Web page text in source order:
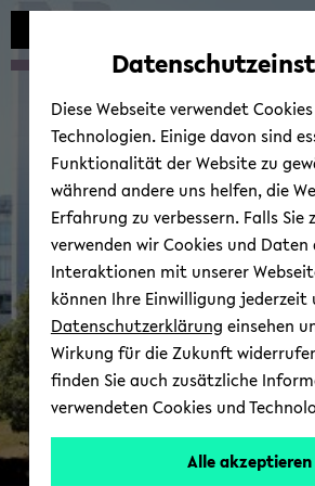
zum
wechseln
zum
wechseln
zum
wechseln
Lehre
Di­
Diese Webseite verwendet
Technologien. Einige davon sind
Funktionalität der Website zu
während andere uns helfen, die
Erfahrung zu verbessern. Falls Sie
verwenden wir Cookies und
Interaktionen mit unserer
können Ihre Einwilligung jederzeit
Datenschutzerklärung einsehen
Wirkung für die Zukunft
finden Sie auch zusätzliche
verwendeten Cookies und
Alle akzeptieren